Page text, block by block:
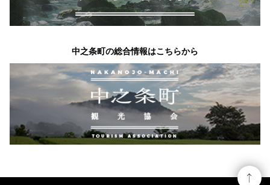
中之条町の総合情報はこちらから